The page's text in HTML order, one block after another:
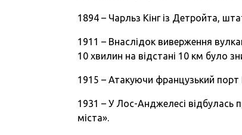
1894 – Чарльз Кінг із Детройта,
1911 – Внаслідок виверження
10 хвилин на відстані 10 км було
1915 – Атакуючи французький порт
1931 – У Лос-Анджелесі відбулась
міста».